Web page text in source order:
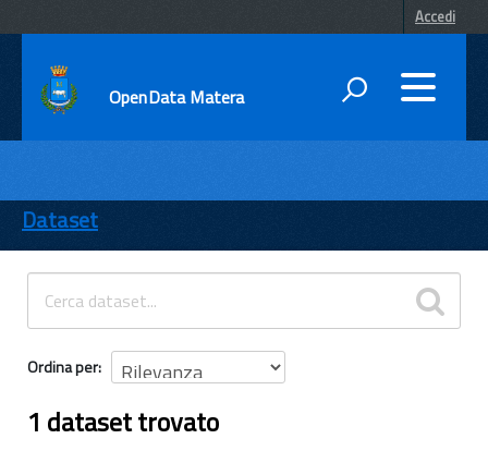
Accedi
OpenData Matera
ENTI
TEMI
INFORMAZIONI
Dataset
Ordina per
1 dataset trovato